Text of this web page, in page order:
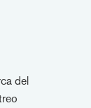
del